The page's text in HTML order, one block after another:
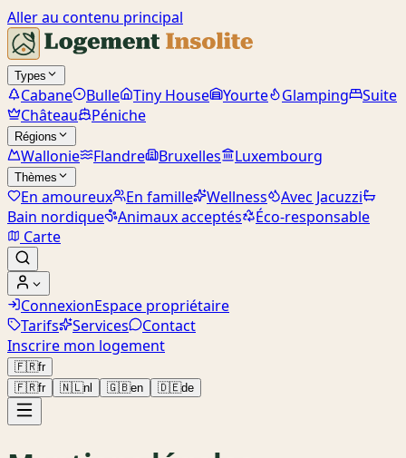
Aller au contenu principal
Types
Cabane Bulle Tiny House Yourte Glamping
Suite
Château
Péniche
Régions
Wallonie Flandre Bruxelles Luxembourg
Thèmes
En amoureux En famille Wellness
Avec Jacuzzi
Bain nordique
Animaux acceptés
Éco-responsable
Carte
ConnexionEspace propriétaire
Tarifs
Services
Contact
Inscrire mon logement
🇫🇷fr
🇫🇷fr 🇳🇱nl 🇬🇧en 🇩🇪de